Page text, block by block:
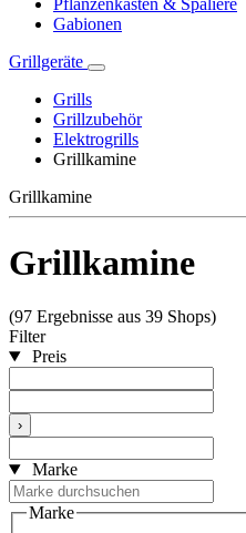
Pflanzenkästen & Spaliere
Gabionen
Grillgeräte
Grills
Grillzubehör
Elektrogrills
Grillkamine
Grillkamine
Grillkamine
(97 Ergebnisse aus 39 Shops)
Filter
Preis
›
Marke
Marke